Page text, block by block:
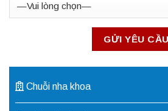
Chuỗi nha khoa